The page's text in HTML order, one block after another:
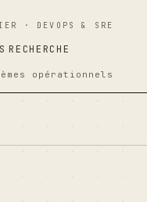
· DEVOPS & SRE
RECHERCHE
opérationnels